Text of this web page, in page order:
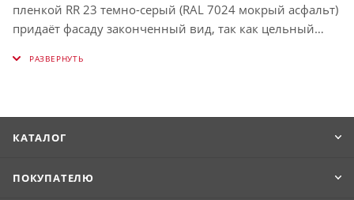
пленкой RR 23 темно-серый (RAL 7024 мокрый асфальт)
придаёт фасаду законченный вид, так как цельный
отливов.
КАТАЛОГ
ПОКУПАТЕЛЮ